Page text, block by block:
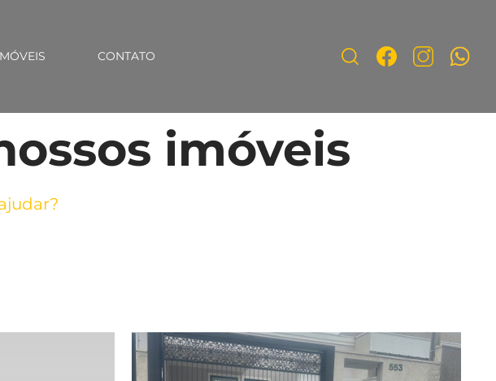
CONTATO
imóveis